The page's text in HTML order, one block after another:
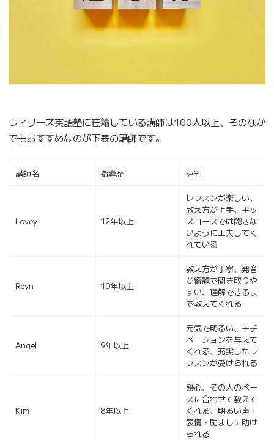
ウィリーズ英語塾に在籍している講師は100人以上、そのなか
でもおすすめなのが下表の講師です。
講師名 指導歴 評判
Lovey 12年以上
レッスンが楽しい、
教え方が上手、キッ
ズコースでは飽きな
いように工夫してく
れている
Reyn 10年以上
教え方が丁寧、発音
が綺麗で聞き取りや
すい、理解できるま
で教えてくれる
Angel 9年以上
元気で明るい、モチ
ベーションを与えて
くれる、充実したレ
ッスンが受けられる
Kim 8年以上
熱心、その人のペー
スに合わせて教えて
くれる、明るい声・
表情・励ましに助け
られる